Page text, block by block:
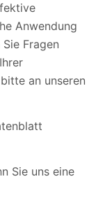
Anwendung
Fragen
an unseren
Sie uns eine